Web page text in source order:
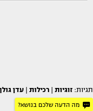
תגיות: זוגיות רכילות עדן גולן
מה הדעה שלכם בנושא?